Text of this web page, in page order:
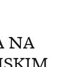
NA